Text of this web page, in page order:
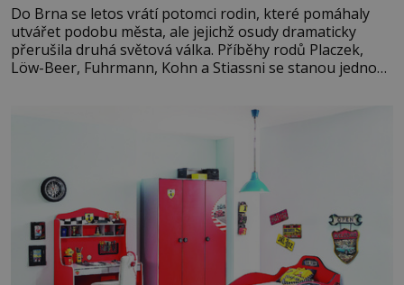
Do Brna se letos vrátí potomci rodin, které pomáhaly
utvářet podobu města, ale jejichž osudy dramaticky
přerušila druhá světová válka. Příběhy rodů Placzek,
Löw-Beer, Fuhrmann, Kohn a Stiassni se stanou jednou
jednoduché. Místa, která si člověk pamatuje z rodinných